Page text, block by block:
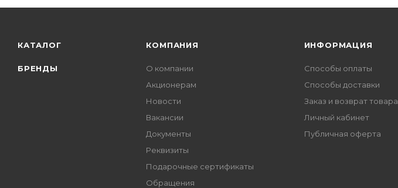
КАТАЛОГ
БРЕНДЫ
КОМПАНИЯ
О компании
Акционерам
Новости
Вакансии
Документы
Реквизиты
Подарочные сертификаты
Обращения
ИНФОРМАЦИЯ
Способы оплаты
Способы доставки
Заказ и возврат товара
Личный кабинет
Публичная оферта